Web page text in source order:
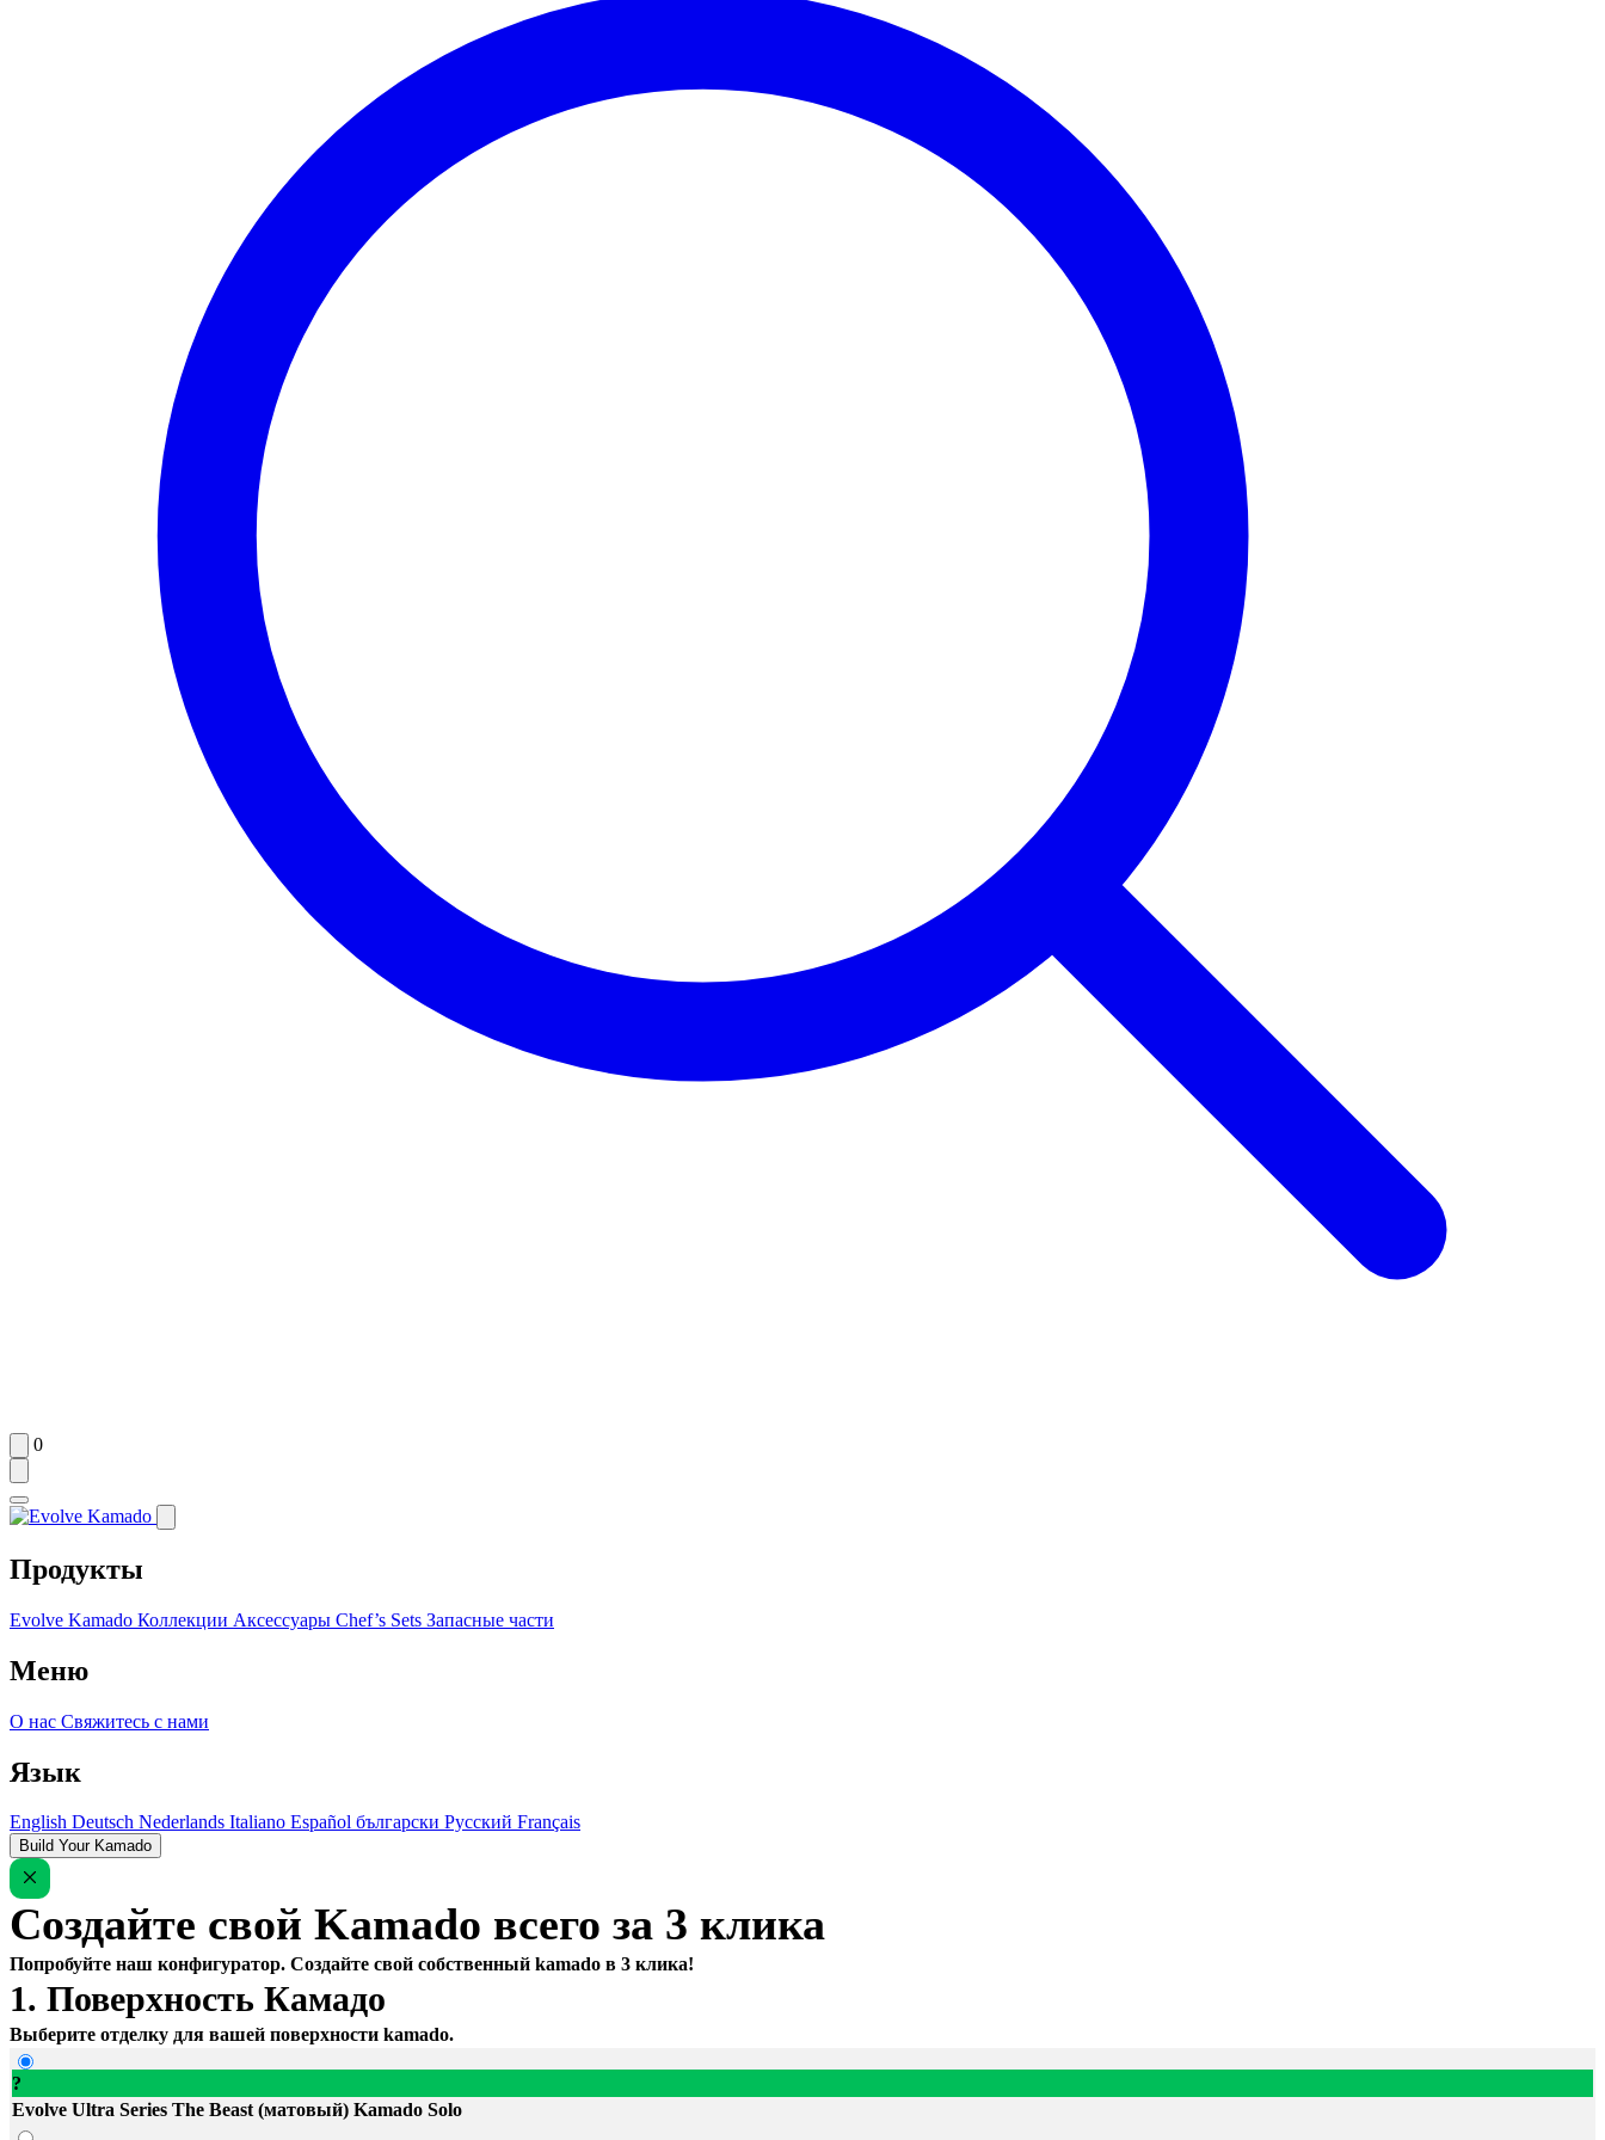
0
Продукты
Evolve Kamado Коллекции Аксессуары Chef’s Sets Запасные части
Меню
О нас Свяжитесь с нами
Язык
English Deutsch Nederlands Italiano Español български Русский Français
Build Your Kamado
Создайте свой Kamado всего за 3 клика
Попробуйте наш конфигуратор. Создайте свой собственный kamado в 3 клика!
1. Поверхность Камадо
Выберите отделку для вашей поверхности kamado.
?
Evolve Ultra Series The Beast (матовый) Kamado Solo